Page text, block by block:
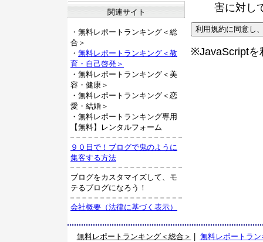
害に対し
※JavaScriptを
関連サイト
・無料レポートランキング＜総
合＞
・ 無料レポートランキング＜教
育・自己啓発＞
・無料レポートランキング＜美
容・健康＞
・無料レポートランキング＜恋
愛・結婚＞
・無料レポートランキング専用
【無料】レンタルフォーム
９０日で！ブログで鬼のように
集客する方法
ブログをカスタマイズして、モ
テるブログになろう！
会社概要（法律に基づく表示）
無料レポートランキング＜総合＞
無料レポートラ